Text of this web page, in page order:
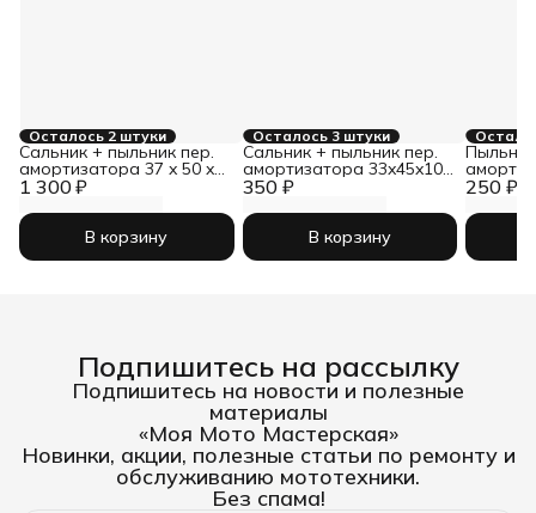
Осталось 2 штуки
1 300 ₽
Сальник + пыльник пер.
амортизатора 37 x 50 x
11 / 37 x 50.3/51 x 13 YCF
PARTS
В корзину
Осталось 3 штуки
350 ₽
Сальник + пыльник пер.
амортизатора 33x45x10 /
33x45/51x13 KAYO CRF
В корзину
250 ₽
13
Подпишитесь на рассылку
Подпишитесь на новости и полезные
материалы
«Моя Мото Мастерская»
Новинки, акции, полезные статьи по ремонту и
обслуживанию мототехники.
Без спама!